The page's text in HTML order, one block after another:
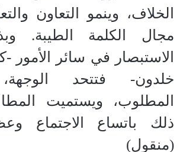
الخلاف، وينمو التعاون
مجال الكلمة الطيبة.
الاستبصار في سائر الأمور
خلدون- فتتحد
المطلوب، ويستميت
ذلك باتساع الاجتماع
(منقول)